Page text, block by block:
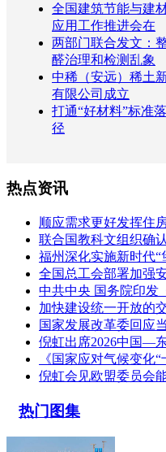
全国建筑节能与建
应用工作推进会在
两部门联合发文：
醛治理和检测乱象
中稀（安远）稀土
有限公司成立
打通“好材料”标准
径
热点资讯
顺应需求更好发挥住
联合国教科文组织确
福州深化实施新时代“
全国总工会部署加强
中共中央 国务院印发
加快建设统一开放的
国家发展改革委回应
倪虹出席2026中国—
《国家应对气候变化
倪虹会见欧盟委员会
热门图集